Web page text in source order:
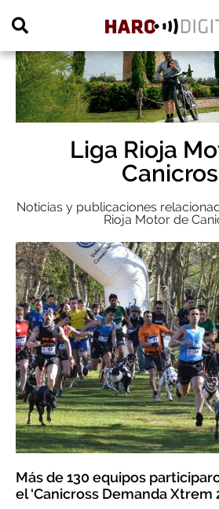
Liga Rioja
Noticias y publicaciones
Rioja Motor de
Más de 130 equipos
el ‘Canicross Demanda Xtrem